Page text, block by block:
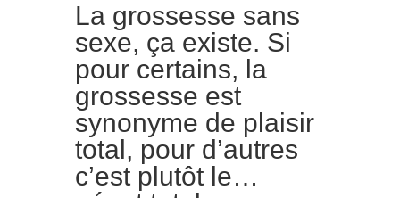
La grossesse sans
sexe, ça existe. Si
pour certains, la
grossesse est
synonyme de plaisir
total, pour d’autres
c’est plutôt le…